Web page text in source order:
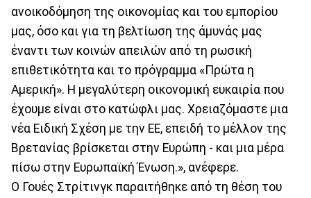
ανοικοδόμηση της οικονομίας και του εμπορίου
μας, όσο και για τη βελτίωση της άμυνάς μας
έναντι των κοινών απειλών από τη ρωσική
επιθετικότητα και το πρόγραμμα «Πρώτα η
Αμερική». Η μεγαλύτερη οικονομική ευκαιρία που
έχουμε είναι στο κατώφλι μας. Χρειαζόμαστε μια
νέα Ειδική Σχέση με την ΕΕ, επειδή το μέλλον της
Βρετανίας βρίσκεται στην Ευρώπη - και μια μέρα
πίσω στην Ευρωπαϊκή Ένωση.», ανέφερε.
Ο Γουές Στρίτινγκ παραιτήθηκε από τη θέση του